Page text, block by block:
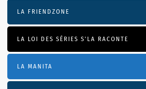
LA FRIENDZONE
LA LOI DES SÉRIES S'LA RACONTE
LA MANITA